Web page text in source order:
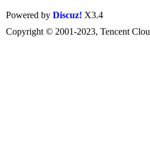
Powered by Discuz! X3.4
Copyright © 2001-2023, Tencent